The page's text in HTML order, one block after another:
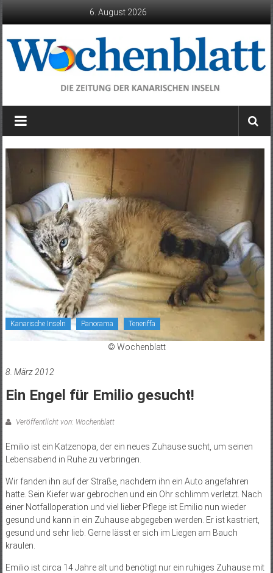
6. August 2026
Wochenblatt
die
der
Kanarischen
Inseln
Kanarische Inseln Panorama Teneriffa
© Wochenblatt
8. März 2012
Ein Engel für Emilio gesucht!
Veröffentlicht von: Wochenblatt
Emilio ist ein Katzenopa, der ein neues Zuhause sucht, um seinen
Lebensabend in Ruhe zu verbringen.
Wir fanden ihn auf der Straße, nachdem ihn ein Auto angefahren
hatte. Sein Kiefer war gebrochen und ein Ohr schlimm verletzt. Nach
einer Notfalloperation und viel lieber Pflege ist Emilio nun wieder
gesund und kann in ein Zuhause abgegeben werden. Er ist kastriert,
gesund und sehr lieb. Gerne lässt er sich im Liegen am Bauch
kraulen.
Emilio ist circa 14 Jahre alt und benötigt nur ein ruhiges Zuhause mit